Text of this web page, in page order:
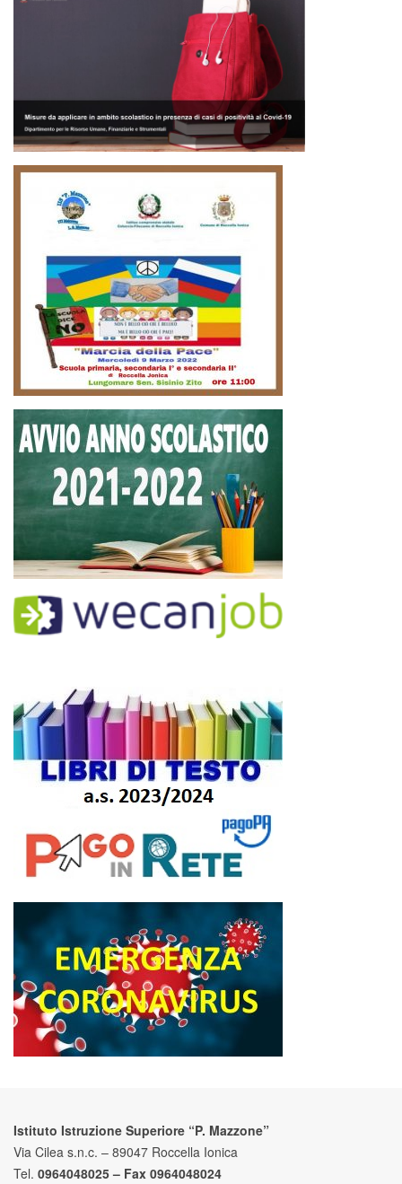
Istituto Istruzione Superiore “P. Mazzone”
Via Cilea s.n.c. – 89047 Roccella Ionica
Tel. 0964048025 – Fax 0964048024